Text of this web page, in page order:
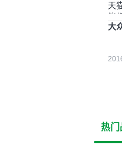
天
能
象
我
这
并
果
这
大
热门